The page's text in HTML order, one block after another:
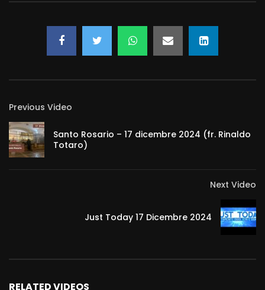
Previous Video
Santo Rosario – 17 dicembre 2024 (fr. Rinaldo
Totaro)
Next Video
Just Today 17 Dicembre 2024
RELATED VIDEOS